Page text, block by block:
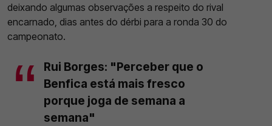
deixando algumas observações a respeito do rival
encarnado, dias antes do dérbi para a ronda 30 do
campeonato.
Rui Borges: "Perceber que o
Benfica está mais fresco
porque joga de semana a
semana"